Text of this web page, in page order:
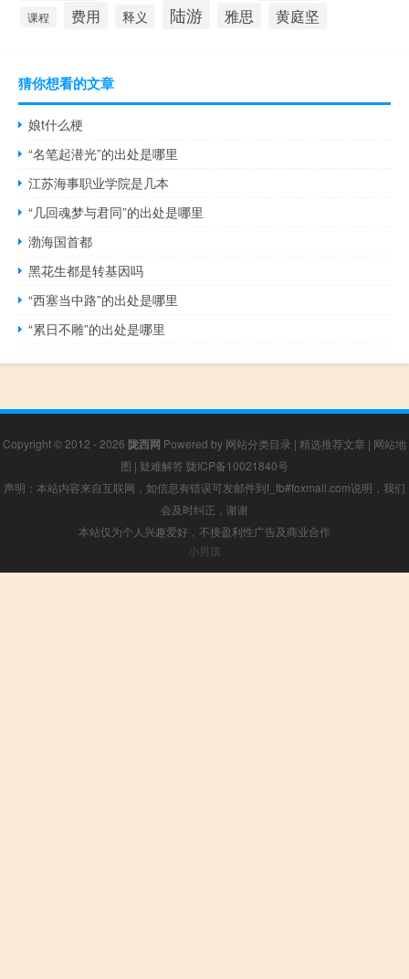
课程 费用 释义 陆游 雅思 黄庭坚
猜你想看的文章
娘t什么梗
“名笔起潜光”的出处是哪里
江苏海事职业学院是几本
“几回魂梦与君同”的出处是哪里
渤海国首都
黑花生都是转基因吗
“西塞当中路”的出处是哪里
“累日不雕”的出处是哪里
Copyright © 2012 - 2026 陇西网 Powered by 网站分类目录 | 精选推荐文章 | 网站地
图 | 疑难解答 陇ICP备10021840号
声明：本站内容来自互联网，如信息有错误可发邮件到f_fb#foxmail.com说明，我们
会及时纠正，谢谢
本站仅为个人兴趣爱好，不接盈利性广告及商业合作
小男孩